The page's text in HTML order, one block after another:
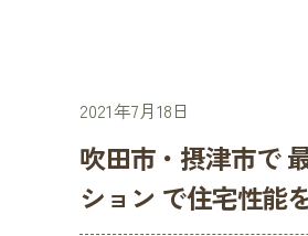
2021年7月18日
吹田市・摂津市で
ション で住宅性能